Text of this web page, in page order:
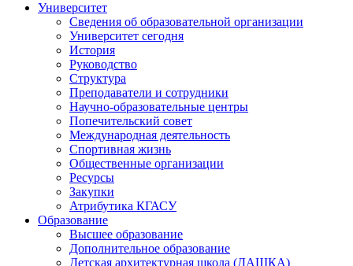
Университет
Сведения об образовательной организации
Университет сегодня
История
Руководство
Структура
Преподаватели и сотрудники
Научно-образовательные центры
Попечительский совет
Международная деятельность
Спортивная жизнь
Общественные организации
Ресурсы
Закупки
Атрибутика КГАСУ
Образование
Высшее образование
Дополнительное образование
Детская архитектурная школа (ДАШКА)